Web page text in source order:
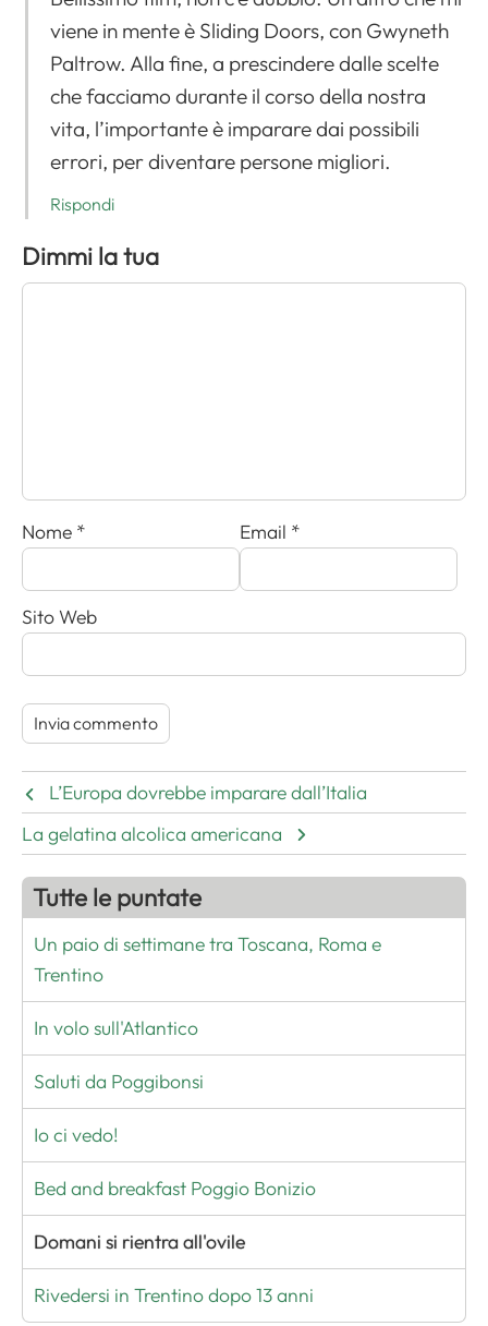
viene in mente è Sliding Doors, con Gwyneth
Paltrow. Alla fine, a prescindere dalle scelte
che facciamo durante il corso della nostra
vita, l’importante è imparare dai possibili
errori, per diventare persone migliori.
Rispondi
Dimmi la tua
Nome * Email *
Sito Web
L’Europa dovrebbe imparare dall’Italia
La gelatina alcolica americana
Tutte le puntate
Un paio di settimane tra Toscana, Roma e
Trentino
In volo sull'Atlantico
Saluti da Poggibonsi
Io ci vedo!
Bed and breakfast Poggio Bonizio
Domani si rientra all'ovile
Rivedersi in Trentino dopo 13 anni